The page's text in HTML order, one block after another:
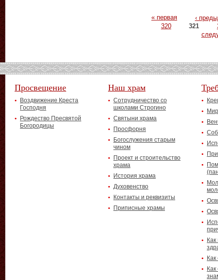
Страницы« первая
‹
320
321
Просвещение
Воздвижение Креста
Господня
Рождество Пресвятой
Богородицы
Наш храм
Сотрудничество со
школами Строгино
Святыни храма
Просфорня
Богослужения старым
чином
Проект и строительство
храма
История храма
Духовенство
Контакты и реквизиты
Приписные храмы
Как